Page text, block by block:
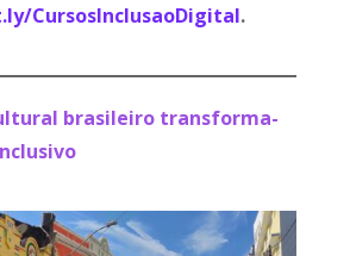
CursosInclusaoDigital.
brasileiro transforma-